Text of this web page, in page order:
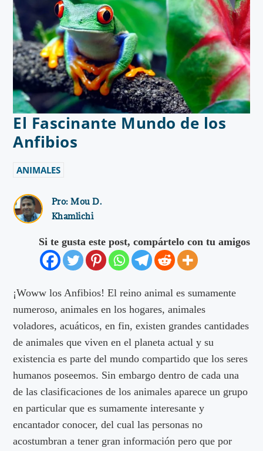
El Fascinante Mundo de los
Anfibios
ANIMALES
Pro:Mou D.
Khamlichi
Si te gusta este post, compártelo con tu amigos
¡Woww los Anfibios! El reino animal es sumamente
numeroso, animales en los hogares, animales
voladores, acuáticos, en fin, existen grandes cantidades
de animales que viven en el planeta actual y su
existencia es parte del mundo compartido que los seres
humanos poseemos. Sin embargo dentro de cada una
de las clasificaciones de los animales aparece un grupo
en particular que es sumamente interesante y
encantador conocer, del cual las personas no
acostumbran a tener gran información pero que por